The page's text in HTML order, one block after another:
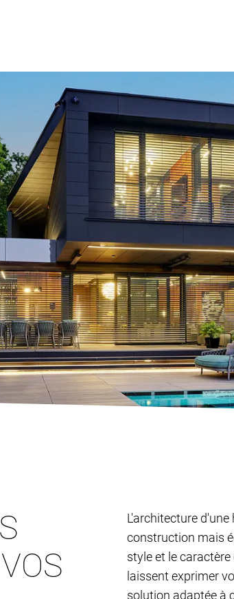
L'architecture
construction mais
style et le
laissent exprimer
solution adaptée à